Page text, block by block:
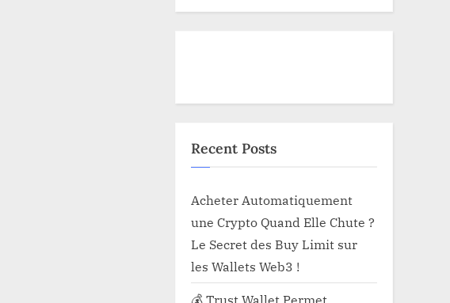
Recent Posts
Acheter Automatiquement
une Crypto Quand Elle Chute ?
Le Secret des Buy Limit sur
les Wallets Web3 !
💰 Trust Wallet Permet